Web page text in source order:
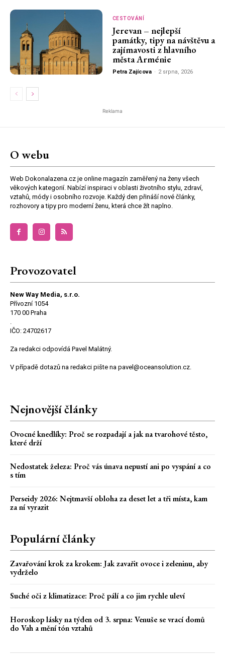
CESTOVÁNÍ
Jerevan – nejlepší
památky, tipy na návštěvu a
zajímavosti z hlavního
města Arménie
Petra Zajícova - 2 srpna, 2026
Reklama
O webu
Web Dokonalazena.cz je online magazín zaměřený na ženy všech
věkových kategorií. Nabízí inspiraci v oblasti životního stylu, zdraví,
vztahů, módy i osobního rozvoje. Každý den přináší nové články,
rozhovory a tipy pro moderní ženu, která chce žít naplno.
Provozovatel
New Way Media, s.r.o.
Přívozní 1054
170 00 Praha
IČO: 24702617
Za redakci odpovídá Pavel Malátný.
V případě dotazů na redakci pište na pavel@oceansolution.cz.
Nejnovější články
Ovocné knedlíky: Proč se rozpadají a jak na tvarohové těsto,
které drží
Nedostatek železa: Proč vás únava nepustí ani po vyspání a co
s tím
Perseidy 2026: Nejtmavší obloha za deset let a tři místa, kam
za ní vyrazit
Populární články
Zavařování krok za krokem: Jak zavařit ovoce i zeleninu, aby
vydrželo
Suché oči z klimatizace: Proč pálí a co jim rychle uleví
Horoskop lásky na týden od 3. srpna: Venuše se vrací domů
do Vah a mění tón vztahů